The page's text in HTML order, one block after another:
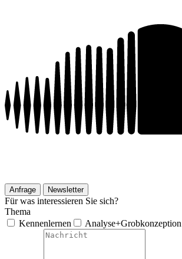
Anfrage Newsletter
Für was interessieren Sie sich?
Thema
Kennenlernen
Analyse+Grobkonzeption